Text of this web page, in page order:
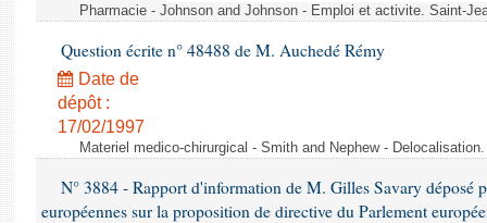
Pharmacie - Johnson and Johnson - Emploi et activite. Saint-
Question écrite n° 48488 de M. Auchedé Rémy
Date de
dépôt :
17/02/1997
Materiel medico-chirurgical - Smith and Nephew -
N° 3884 - Rapport d'information de M. Gilles Savary déposé
européennes sur la proposition de directive du Parlement